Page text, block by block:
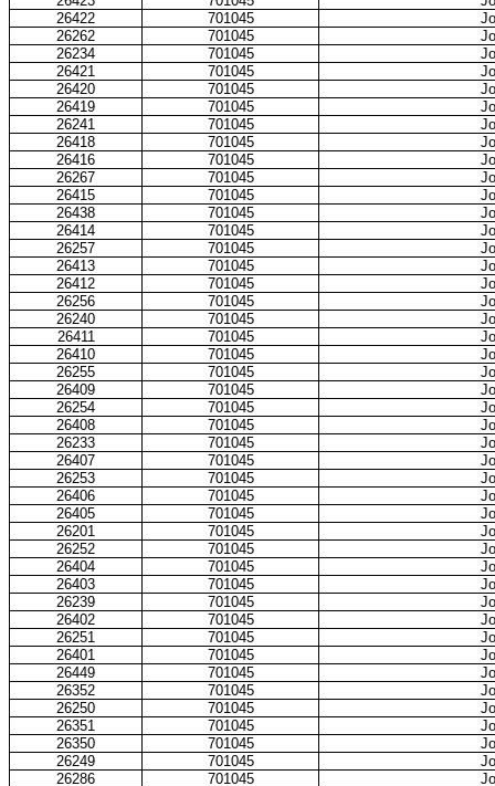
26422
701045
26262
701045
26234
701045
26421
701045
26420
701045
26419
701045
26241
701045
26418
701045
26416
701045
26267
701045
26415
701045
26438
701045
26414
701045
26257
701045
26413
701045
26412
701045
26256
701045
26240
701045
26411
701045
26410
701045
26255
701045
26409
701045
26254
701045
26408
701045
26233
701045
26407
701045
26253
701045
26406
701045
26405
701045
26201
701045
26252
701045
26404
701045
26403
701045
26239
701045
26402
701045
26251
701045
26401
701045
26449
701045
26352
701045
26250
701045
26351
701045
26350
701045
26249
701045
26286
701045